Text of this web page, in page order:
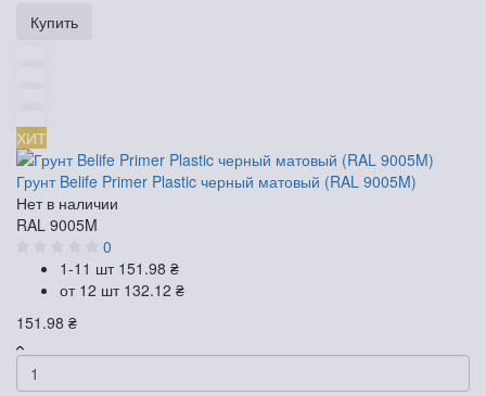
Купить
ХИТ
Грунт Belife Primer Plastic черный матовый (RAL 9005M)
Нет в наличии
RAL 9005M
0
1-11 шт 151.98 ₴
от 12 шт 132.12 ₴
151.98 ₴